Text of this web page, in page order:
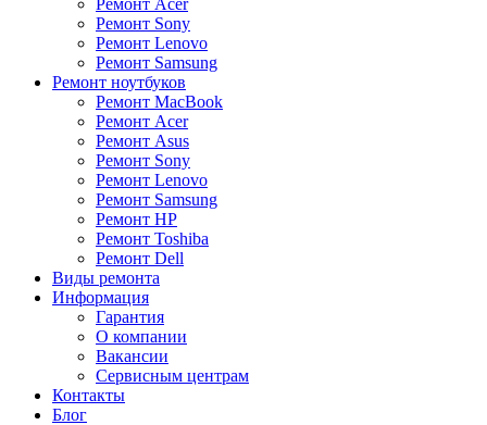
Ремонт Acer
Ремонт Sony
Ремонт Lenovo
Ремонт Samsung
Ремонт ноутбуков
Ремонт MacBook
Ремонт Acer
Ремонт Asus
Ремонт Sony
Ремонт Lenovo
Ремонт Samsung
Ремонт HP
Ремонт Toshiba
Ремонт Dell
Виды ремонта
Информация
Гарантия
О компании
Вакансии
Сервисным центрам
Контакты
Блог